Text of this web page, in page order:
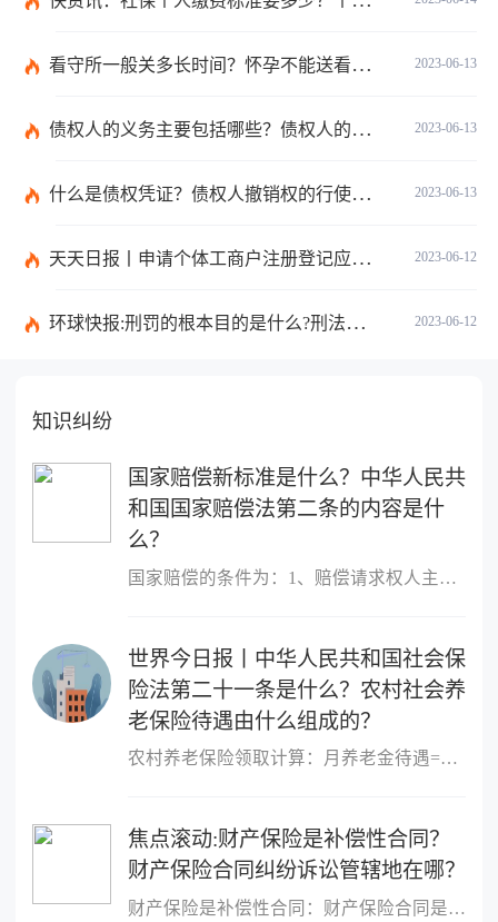
2023-06-13
看守所一般关多长时间？怀孕不能送看守所吗？ 焦点报道
2023-06-13
债权人的义务主要包括哪些？债权人的会议有哪些？-天天消息
2023-06-13
什么是债权凭证？债权人撤销权的行使和期限是多久？ 世界球精选
2023-06-12
天天日报丨申请个体工商户注册登记应当提交哪些文件？个体工商户条例第八条是什么？
2023-06-12
环球快报:刑罚的根本目的是什么?刑法和刑罚有区别吗?
知识纠纷
国家赔偿新标准是什么？中华人民共
和国国家赔偿法第二条的内容是什
么？
国家赔偿的条件为：1、赔偿请求权人主体适格。2、有具体的赔偿请求
世界今日报丨中华人民共和国社会保
险法第二十一条是什么？农村社会养
老保险待遇由什么组成的？
农村养老保险领取计算：月养老金待遇=基础养老金+个人账户总额&divi
焦点滚动:财产保险是补偿性合同？
财产保险合同纠纷诉讼管辖地在哪？
财产保险是补偿性合同：财产保险合同是一种补偿性合同，它主要是以